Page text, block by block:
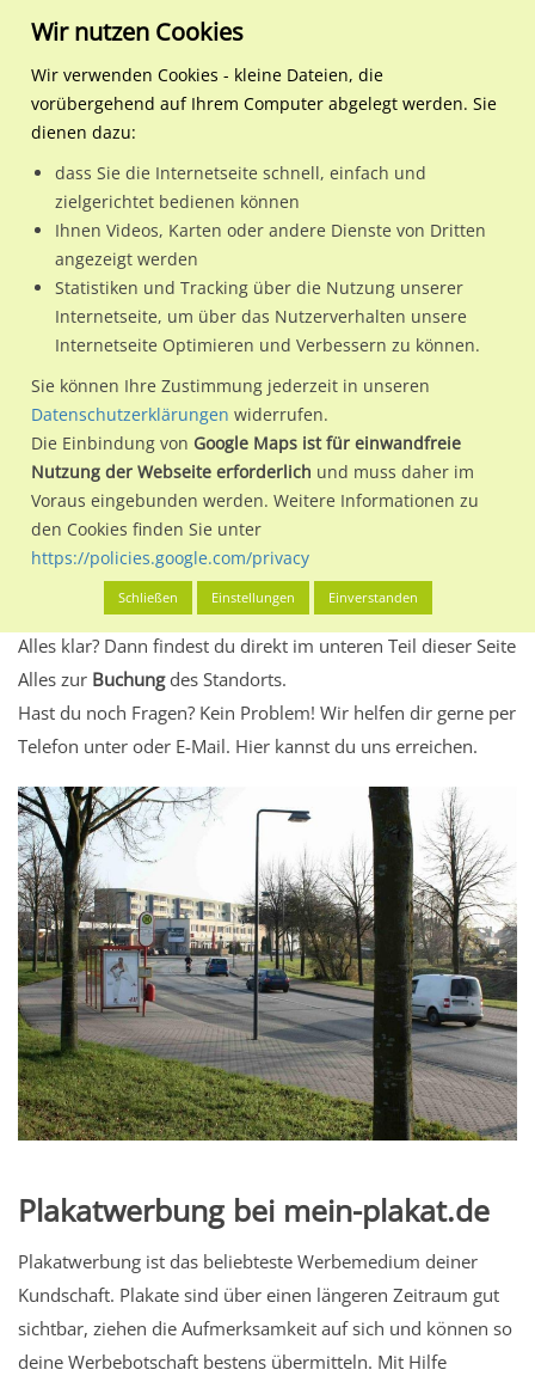
Regionale Plakatwerbung
Mecklenburg-
Wismar, Hansestadt
Philosophenweg/Prof.-
Nutze günstige Werbemöglichkeiten am Standort
Philosophenweg/Prof.-Frege-Str./We.li. im Ortsteil
Kagenmarkt)in Wismar, Hansestadt.
Wir erheben für jede unserer Werbeflächen individuelle und
aktuelleStandortinformationenund Leistungswerte. Damit
kannst du dich schon vor der Buchung im Detail über den
Standort, seine Reichweite und Werbewirkung sowie
eventuelle Beschränkungen in den zugelassenen
Werbeinhalten informieren.
Alles klar? Dann findest du direkt im unteren Teil dieser Seite
Alles zur Buchungdes Standorts.
Hast du noch Fragen? Kein Problem! Wir helfen dir gerne per
Telefon unter oder E-Mail. Hier kannst du uns erreichen.
Plakatwerbung bei mein-plakat.de
Plakatwerbung ist das beliebteste Werbemedium deiner
Kundschaft. Plakate sind über einen längeren Zeitraum gut
sichtbar, ziehen die Aufmerksamkeit auf sich und können so
deine Werbebotschaft bestens übermitteln. Mit Hilfe
Wir nutzen Cookies
Wir verwenden Cookies - kleine Dateien, die
vorübergehend auf Ihrem Computer abgelegt werden. Sie
dienen dazu:
dass Sie die Internetseite schnell, einfach und
zielgerichtet bedienen können
Ihnen Videos, Karten oder andere Dienste von Dritten
angezeigt werden
Statistiken und Tracking über die Nutzung unserer
Internetseite, um über das Nutzerverhalten unsere
Internetseite Optimieren und Verbessern zu können.
Sie können Ihre Zustimmung jederzeit in unseren
Datenschutzerklärungen widerrufen.
Die Einbindung von Google Maps ist für einwandfreie
Nutzung der Webseite erforderlich und muss daher im
Voraus eingebunden werden. Weitere Informationen zu
den Cookies finden Sie unter
https://policies.google.com/privacy
Schließen Einstellungen Einverstanden